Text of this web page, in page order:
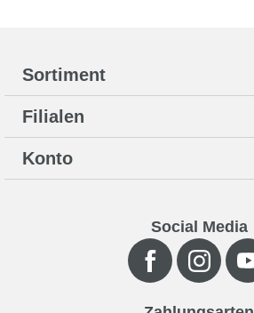
Sortiment
Filialen
Konto
Social Media